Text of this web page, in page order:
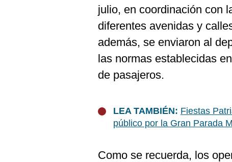
julio, en coordinación con
diferentes avenidas y
además, se enviaron al
las normas establecidas
de pasajeros.
LEA TAMBIÉN: Fiestas
público por la Gran Parada
Como se recuerda, los